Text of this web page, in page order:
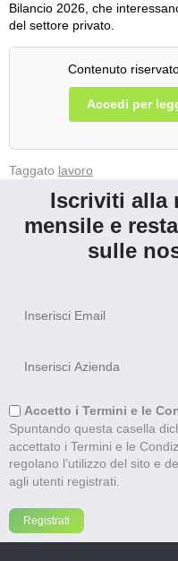
Bilancio 2026, che
del settore privato.
Contenuto
Accedi per
Taggato lavoro
Iscriviti alla
mensile e
sulle
Accetto i Termini e le
Spuntando questa casella
accettato i Termini e le
regolano l’utilizzo del sito e
agli utenti registrati.